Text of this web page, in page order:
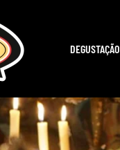
DEGUSTAÇÃO